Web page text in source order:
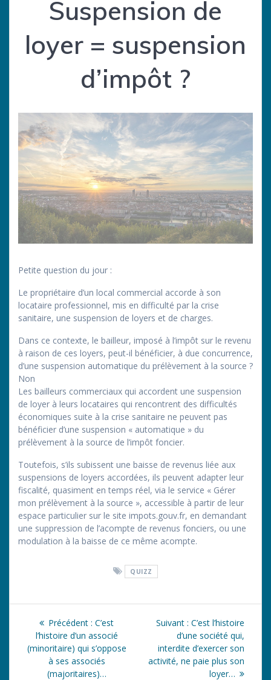
Suspension de
loyer = suspension
d’impôt ?
Petite question du jour :
Le propriétaire d’un local commercial accorde à son
locataire professionnel, mis en difficulté par la crise
sanitaire, une suspension de loyers et de charges.
Dans ce contexte, le bailleur, imposé à l’impôt sur le revenu
à raison de ces loyers, peut-il bénéficier, à due concurrence,
d’une suspension automatique du prélèvement à la source ?
Non
Les bailleurs commerciaux qui accordent une suspension
de loyer à leurs locataires qui rencontrent des difficultés
économiques suite à la crise sanitaire ne peuvent pas
bénéficier d’une suspension « automatique » du
prélèvement à la source de l’impôt foncier.
Toutefois, s’ils subissent une baisse de revenus liée aux
suspensions de loyers accordées, ils peuvent adapter leur
fiscalité, quasiment en temps réel, via le service « Gérer
mon prélèvement à la source », accessible à partir de leur
espace particulier sur le site impots.gouv.fr, en demandant
une suppression de l’acompte de revenus fonciers, ou une
modulation à la baisse de ce même acompte.
QUIZZ
Navigation
de
l’article
Précédent : Article
précédent
:
C’est
l’histoire d’un associé
(minoritaire) qui s’oppose
à ses associés
(majoritaires)…
Suivant : Article
suivant
C’est l’histoire
d’une société qui,
interdite d’exercer son
activité, ne paie plus son
loyer…